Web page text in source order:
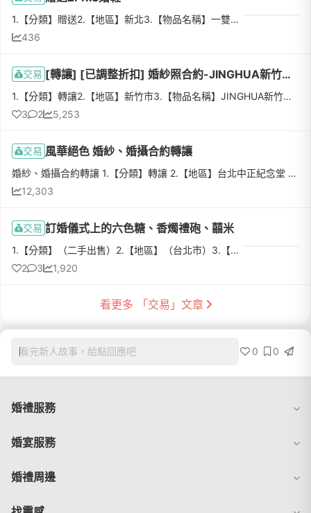
1.【分類】贈送2.【地區】新北3.【物品名稱】一雙是EPRIS婚鞋，另一雙不知道品牌4.【數量】25.【物品狀態】九成新，僅婚紗拍攝、婚禮當天穿過6.【介紹】一雙是EPRIS高跟鞋，23號，原價4,380元；一雙是二手購入，，22...
436
交易 [轉讓] [已調整折扣] 婚紗照合約-JINGHUA新竹京華婚紗
1.【分類】轉讓2.【地區】新竹市3.【物品名稱】JINGHUA新竹京華國際婚紗影城-客製風格婚紗攝影4.【數量】15.【物品狀態】全新6.【介紹】(1）相本6*8 共20張(PVC印製)(2）精修20張檔案入光碟*1片(3）新郎服裝2套西裝...
3
2 5,253
交易 風華絕色 婚紗、婚攝合約轉讓
婚紗、婚攝合約轉讓 1.【分類】轉讓 2.【地區】台北中正紀念堂 3.【物品名稱】風華絕色婚紗攝影合約轉讓 4.【數量】1份合約 5.【物品狀態】含婚紗、婚攝、伴娘服、4套拍照4造型 32組照片 6.【介紹】詳細合約內容細談...
12,303
交易 訂婚儀式上的六色糖、香燭禮砲、囍米
1.【分類】（二手出售）2.【地區】（台北市）3.【物品名稱】六禮/質感六色糖/香燭禮砲/囍米4.【數量】六色糖2組/香燭禮砲1組有兩份：囍米2組5.【物品狀態】（二手九成新）6.【介紹】是有質感的起家厝的香燭禮砲以及...
2
3 1,920
看更多 「交易」文章
看完新人故事，給點回應吧 0 0
婚禮服務
婚宴服務
婚禮周邊